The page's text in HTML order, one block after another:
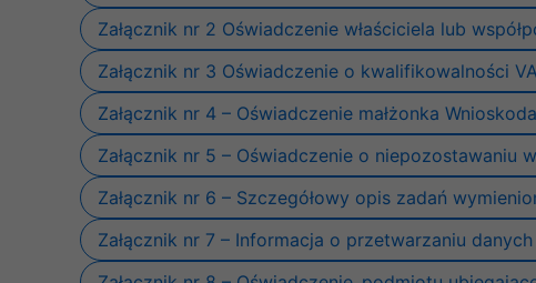
Załącznik nr 2 Oświadczenie właściciela lub
Załącznik nr 3 Oświadczenie o kwalifikowalności
Załącznik nr 4 – Oświadczenie małżonka
Załącznik nr 5 – Oświadczenie o niepozostawaniu
Załącznik nr 6 – Szczegółowy opis zadań
Załącznik nr 7 – Informacja o przetwarzaniu